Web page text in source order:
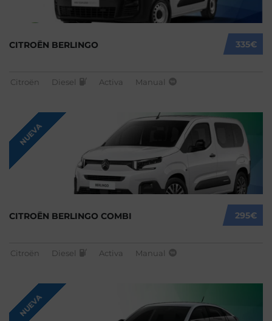
335€
CITROËN BERLINGO
Citroën Diesel Activa Manual
NUEVA
295€
CITROËN BERLINGO COMBI
Citroën Diesel Activa Manual
NUEVA